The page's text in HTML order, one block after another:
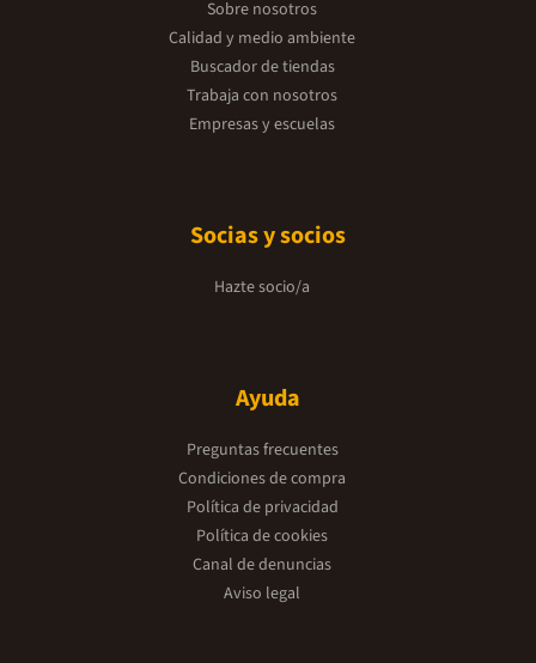
Sobre nosotros
Calidad y medio ambiente
Buscador de tiendas
Trabaja con nosotros
Empresas y escuelas
Socias y socios
Hazte socio/a
Ayuda
Preguntas frecuentes
Condiciones de compra
Política de privacidad
Política de cookies
Canal de denuncias
Aviso legal